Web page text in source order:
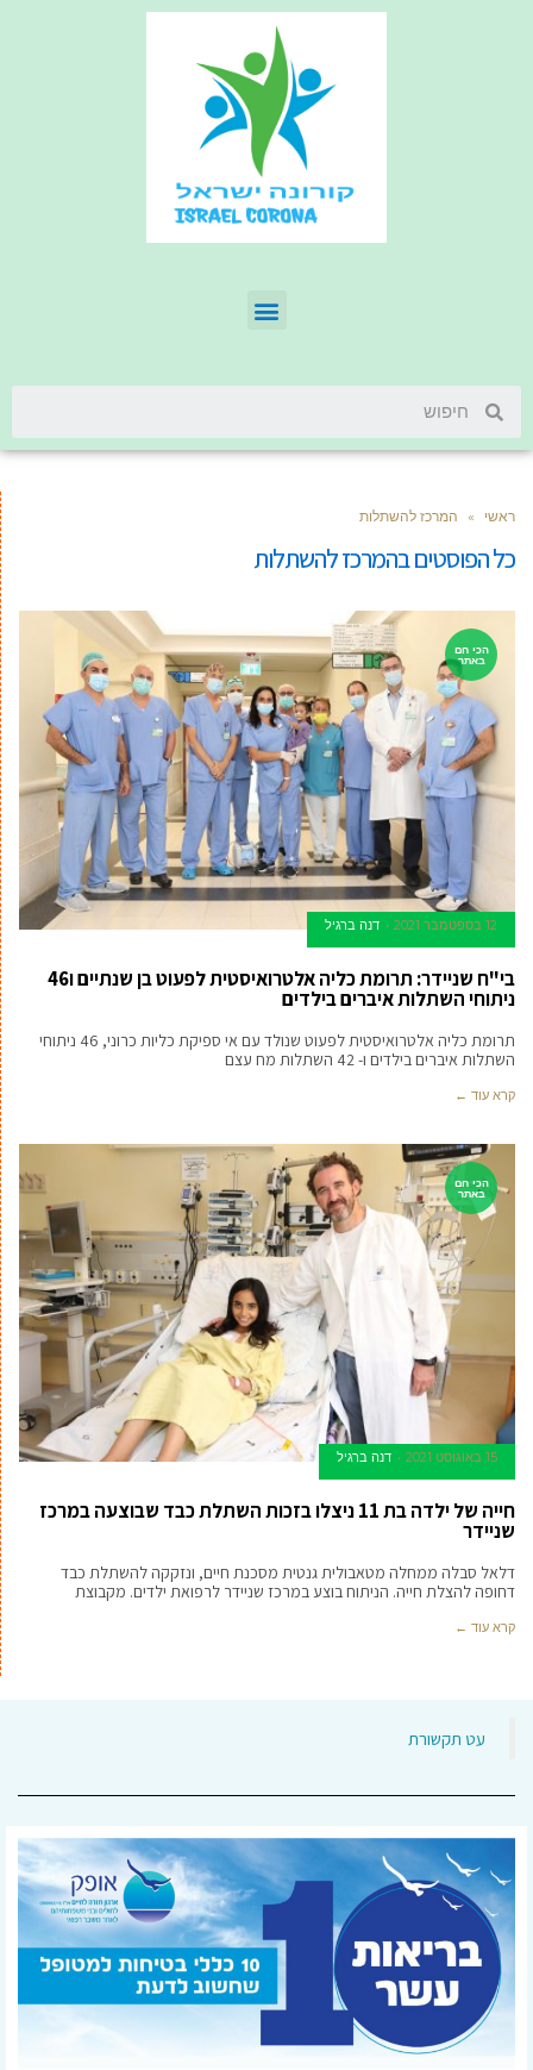
ראשי » המרכז להשתלות
כל הפוסטים בהמרכז להשתלות
הכי חם
באתר
12 בספטמבר 2021 דנה ברגיל
בי"ח שניידר: תרומת כליה אלטרואיסטית לפעוט בן שנתיים ו46
ניתוחי השתלות איברים בילדים
תרומת כליה אלטרואיסטית לפעוט שנולד עם אי ספיקת כליות כרוני, 46 ניתוחי
השתלות איברים בילדים ו- 42 השתלות מח עצם
קרא עוד ←
הכי חם
באתר
15 באוגוסט 2021 דנה ברגיל
חייה של ילדה בת 11 ניצלו בזכות השתלת כבד שבוצעה במרכז
שניידר
דלאל סבלה ממחלה מטאבולית גנטית מסכנת חיים, ונזקקה להשתלת כבד
דחופה להצלת חייה. הניתוח בוצע במרכז שניידר לרפואת ילדים. מקבוצת
קרא עוד ←
‏עט תקשורת‏